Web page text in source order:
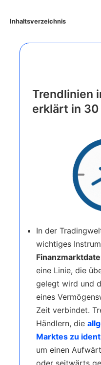
Inhaltsverzeichnis
Trendlinien
erklärt in 30
In der
wichtiges
eine Linie, die
gelegt wird und
eines
Zeit verbindet.
Händlern, die
Marktes zu
um einen
oder seitwärts